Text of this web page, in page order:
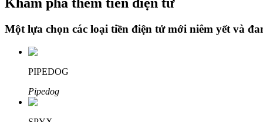
Khóa BTR
Đầu tư độc quyền cho người nắm giữ BTR
Khám phá thêm tiền điện tử
Một lựa chọn các loại tiền điện tử mới niêm yết và
PIPEDOG
Pipedog